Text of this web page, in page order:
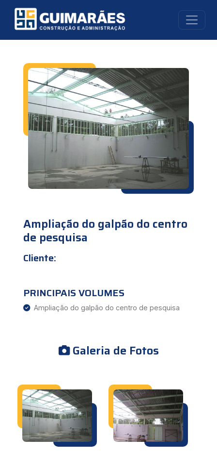
Ampliação do galpão do centro
de pesquisa
Cliente:
PRINCIPAIS VOLUMES
Ampliação do galpão do centro de pesquisa
Galeria de Fotos